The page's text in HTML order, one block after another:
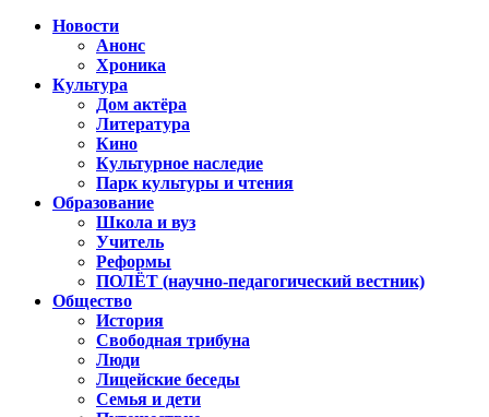
Новости
Анонс
Хроника
Культура
Дом актёра
Литература
Кино
Культурное наследие
Парк культуры и чтения
Образование
Школа и вуз
Учитель
Реформы
ПОЛЁТ (научно-педагогический вестник)
Общество
История
Свободная трибуна
Люди
Лицейские беседы
Семья и дети